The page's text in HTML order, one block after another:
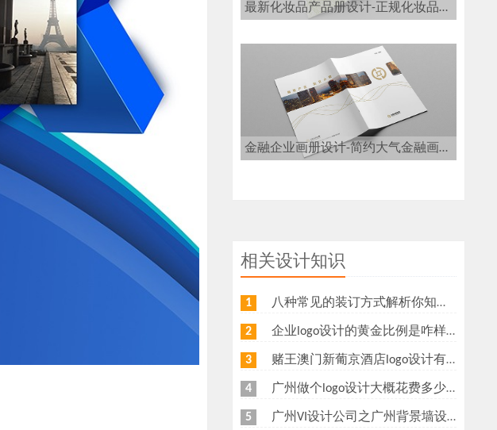
最新化妆品产品册设计-正规化妆品画册设计公司
金融企业画册设计-简约大气金融画册设计
相关设计知识
1 八种常见的装订方式解析你知道几种？画册装订方式指南
2 企业logo设计的黄金比例是咋样？
3 赌王澳门新葡京酒店logo设计有什么意义？为什么新葡京酒店logo要做金色主调？
4 广州做个logo设计大概花费多少钱
5 广州VI设计公司之广州背景墙设计多少钱？广州形象墙制作公司怎么收费？